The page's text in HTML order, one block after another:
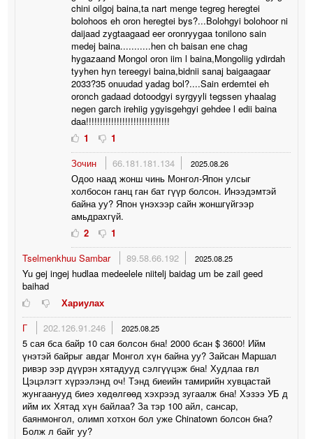
chini oilgoj baina,ta nart menge tegreg heregtei
bolohoos eh oron heregtei bys?...Bolohgyi bolohoor ni
daijaad zygtaagaad eer oronryygaa tonilono sain
medej baina...........hen ch baisan ene chag
hygazaand Mongol oron iim l baina,Mongoliig ydirdah
tyyhen hyn tereegyi baina,bidnii sanaj baigaagaar
2033?35 onuudad yadag bol?....Sain erdemtei eh
oronch gadaad dotoodgyi syrgyyli tegssen yhaalag
negen garch irehiig ygyisgehgyi gehdee l edii baina
daa!!!!!!!!!!!!!!!!!!!!!!!!!!!!!!
1
1
Зочин
66.181.181.134 2025.08.26
Одоо наад жонш чинь Монгол-Япон улсыг
холбосон ганц ган бат гүүр болсон. Инээдэмтэй
байна уу? Япон үнэхээр сайн жоншгүйгээр
амьдрахгүй.
2
1
Tselmenkhuu Sambar
89.58.66.192 2025.08.25
Yu gej ingej hudlaa medeelele niitelj baidag um be zail geed
baihad
Хариулах
Г
202.126.91.246 2025.08.25
5 сая бса байр 10 сая болсон бна! 2000 бсан $ 3600! Ийм
үнэтэй байрыг авдаг Монгол хүн байна уу? Зайсан Маршал
ривэр ээр дүүрэн хятадууд сэлгүүцэж бна! Худлаа гвл
Цэцэлэгт хүрээлэнд оч! Тэнд биеийн тамирийн хувцастай
жунгаанууд биеэ хөдөлгөөд хэхрээд зугаалж бна! Хэзээ УБ д
ийм их Хятад хүн байлаа? За тэр 100 айл, сансар,
баянмонгол, олимп хотхон бол уже Chinatown болсон бна?
Болж л байг уу?